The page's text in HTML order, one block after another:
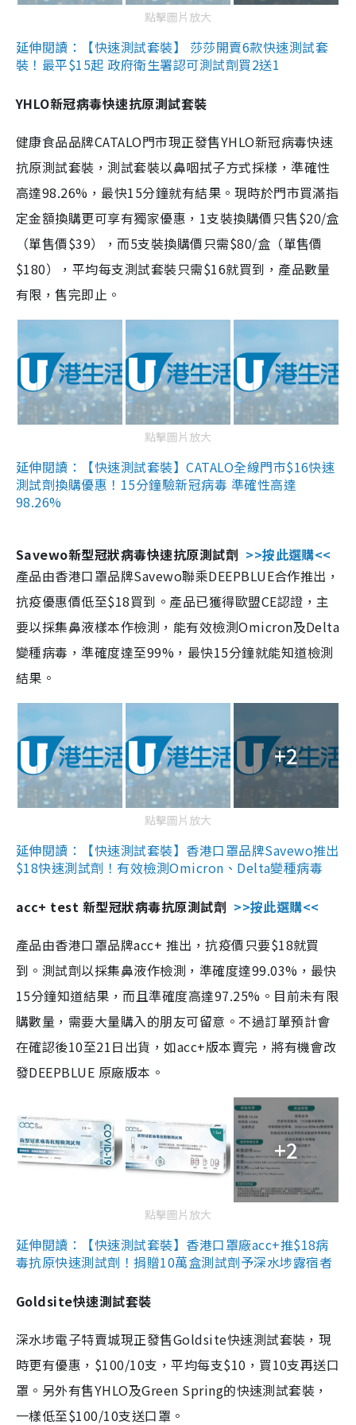
點擊圖片放大
延伸閱讀：【快速測試套裝】 莎莎開賣6款快速測試套
裝！最平$15起 政府衛生署認可測試劑買2送1
YHLO新冠病毒快速抗原測試套裝
健康食品品牌CATALO門市現正發售YHLO新冠病毒快速
抗原測試套裝，測試套裝以鼻咽拭子方式採樣，準確性
高達98.26%，最快15分鐘就有結果。現時於門市買滿指
定金額換購更可享有獨家優惠，1支裝換購價只售$20/盒
（單售價$39），而5支裝換購價只需$80/盒（單售價
$180），平均每支測試套裝只需$16就買到，產品數量
有限，售完即止。
點擊圖片放大
延伸閱讀：【快速測試套裝】CATALO全線門市$16快速
測試劑換購優惠！15分鐘驗新冠病毒 準確性高達
98.26%
Savewo新型冠狀病毒快速抗原測試劑 >>按此選購<<
產品由香港口罩品牌Savewo聯乘DEEPBLUE合作推出，
抗疫優惠價低至$18買到。產品已獲得歐盟CE認證，主
要以採集鼻液樣本作檢測，能有效檢測Omicron及Delta
變種病毒，準確度達至99%，最快15分鐘就能知道檢測
結果。
+2
點擊圖片放大
延伸閱讀：【快速測試套裝】香港口罩品牌Savewo推出
$18快速測試劑！有效檢測Omicron、Delta變種病毒
acc+ test 新型冠狀病毒抗原測試劑 >>按此選購<<
產品由香港口罩品牌acc+ 推出，抗疫價只要$18就買
到。測試劑以採集鼻液作檢測，準確度達99.03%，最快
15分鐘知道結果，而且準確度高達97.25%。目前未有限
購數量，需要大量購入的朋友可留意。不過訂單預計會
在確認後10至21日出貨，如acc+版本賣完，將有機會改
發DEEPBLUE 原廠版本。
+2
點擊圖片放大
延伸閱讀：【快速測試套裝】香港口罩廠acc+推$18病
毒抗原快速測試劑！捐贈10萬盒測試劑予深水埗露宿者
Goldsite快速測試套裝
深水埗電子特賣城現正發售Goldsite快速測試套裝，現
時更有優惠，$100/10支，平均每支$10，買10支再送口
罩。另外有售YHLO及Green Spring的快速測試套裝，
一樣低至$100/10支送口罩。